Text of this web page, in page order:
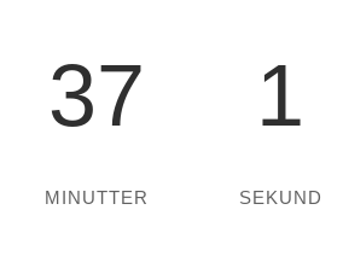
37
MINUTTER
1
SEKUND